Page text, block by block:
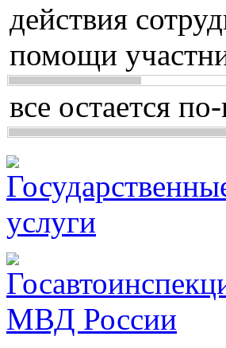
действия
помощи
все остается